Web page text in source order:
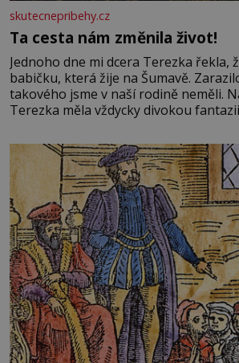
skutecnepribehy.cz
Ta cesta nám změnila život!
Jednoho dne mi dcera Terezka řekla,
babičku, která žije na Šumavě.
takového jsme v naší rodině neměli.
Terezka měla vždycky divokou
zdálo o jednorožcích, krásných
rytířích a létajících dracích.